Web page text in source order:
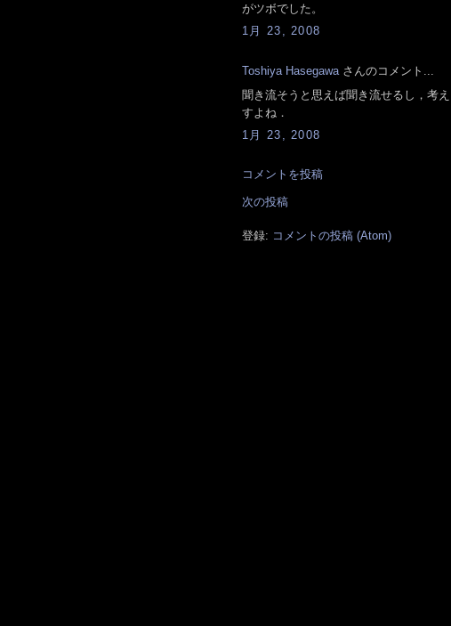
がツボでした。
1月 23, 2008
Toshiya Hasegawaさんのコメント...
聞き流そうと思えば聞き流せるし，考
すよね．
1月 23, 2008
コメントを投稿
次の投稿
登録: コメントの投稿 (Atom)